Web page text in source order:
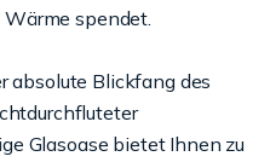
spendet.
absolute Blickfang des
Glasoase bietet Ihnen zu